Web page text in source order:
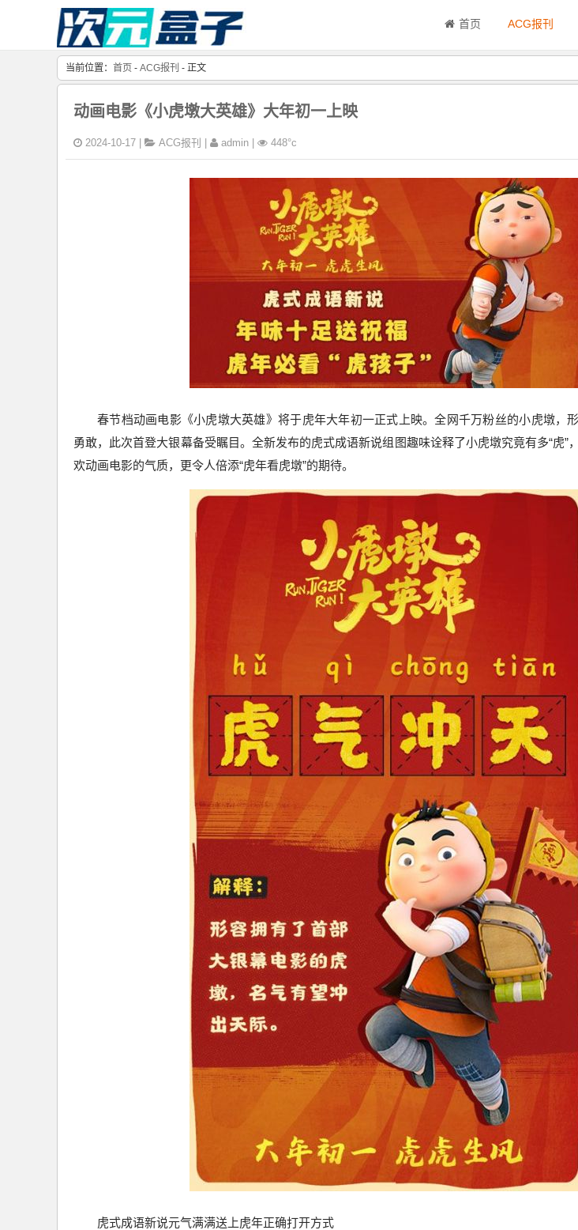
首页 ACG报刊
当前位置： 首页 - ACG报刊 - 正文
动画电影《小虎墩大英雄》大年初一上映
2024-10-17 | ACG报刊 admin | 448°c
春节档动画电影《小虎墩大英雄》将于虎年大年初一正式上映。全网千万粉丝的小虎墩，
勇敢，此次首登大银幕备受瞩目。全新发布的虎式成语新说组图趣味诠释了小虎墩究竟有多“虎”
欢动画电影的气质，更令人倍添“虎年看虎墩”的期待。
虎式成语新说元气满满送上虎年正确打开方式